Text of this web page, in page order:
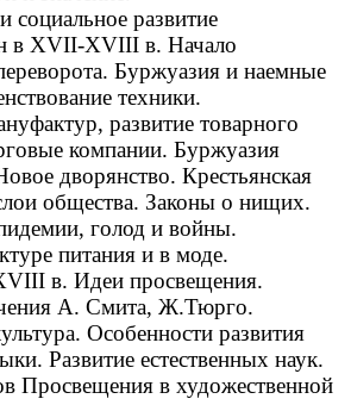
социальное развитие
в XVII-XVIII в. Начало
Буржуазия и наемные
техники.
развитие товарного
компании. Буржуазия
дворянство. Крестьянская
общества. Законы о нищих.
голод и войны.
питания и в моде.
в. Идеи просвещения.
А. Смита, Ж.Тюрго.
Особенности развития
Развитие естественных наук.
Просвещения в художественной